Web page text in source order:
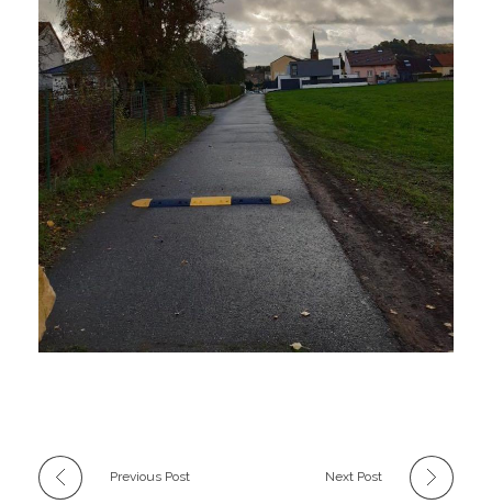
Previous Post Next Post